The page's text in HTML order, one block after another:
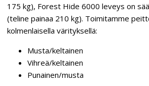
175 kg), Forest Hide 6000 leveys on
(teline painaa 210 kg). Toimitamme
kolmenlaisella värityksellä:
Musta/keltainen
Vihreä/keltainen
Punainen/musta